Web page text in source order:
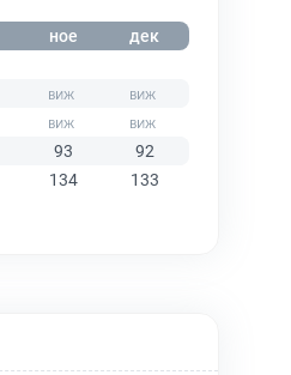
ное дек
93
92
134 133